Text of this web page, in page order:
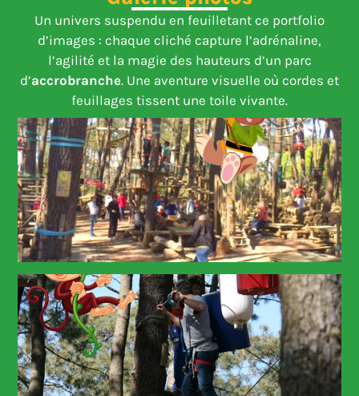
Un univers suspendu en feuilletant ce portfolio
d’images : chaque cliché capture l’adrénaline,
l’agilité et la magie des hauteurs d’un parc
d’accrobranche. Une aventure visuelle où cordes et
feuillages tissent une toile vivante.